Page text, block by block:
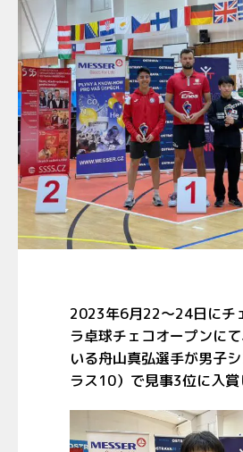
2023年6月22〜24日にチ
ラ卓球チェコオープンに
いる舟山真弘選手が男子
ラス10）で見事3位に入賞